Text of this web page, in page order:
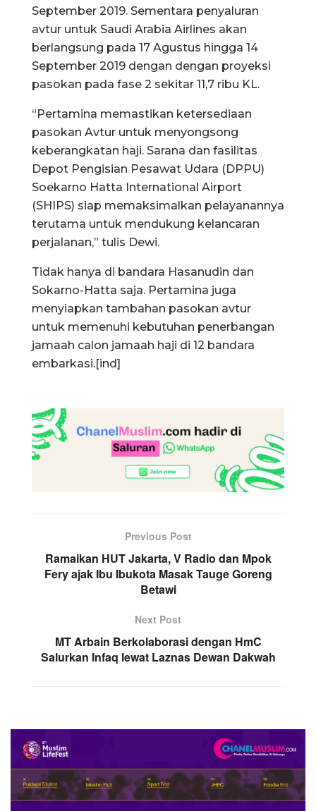
September 2019. Sementara penyaluran
avtur untuk Saudi Arabia Airlines akan
berlangsung pada 17 Agustus hingga 14
September 2019 dengan dengan proyeksi
pasokan pada fase 2 sekitar 11,7 ribu KL.
“Pertamina memastikan ketersediaan
pasokan Avtur untuk menyongsong
keberangkatan haji. Sarana dan fasilitas
Depot Pengisian Pesawat Udara (DPPU)
Soekarno Hatta International Airport
(SHIPS) siap memaksimalkan pelayanannya
terutama untuk mendukung kelancaran
perjalanan,” tulis Dewi.
Tidak hanya di bandara Hasanudin dan
Sokarno-Hatta saja. Pertamina juga
menyiapkan tambahan pasokan avtur
untuk memenuhi kebutuhan penerbangan
jamaah calon jamaah haji di 12 bandara
embarkasi.[ind]
Previous Post
Ramaikan HUT Jakarta, V Radio dan Mpok
Fery ajak Ibu Ibukota Masak Tauge Goreng
Betawi
Next Post
MT Arbain Berkolaborasi dengan HmC
Salurkan Infaq lewat Laznas Dewan Dakwah